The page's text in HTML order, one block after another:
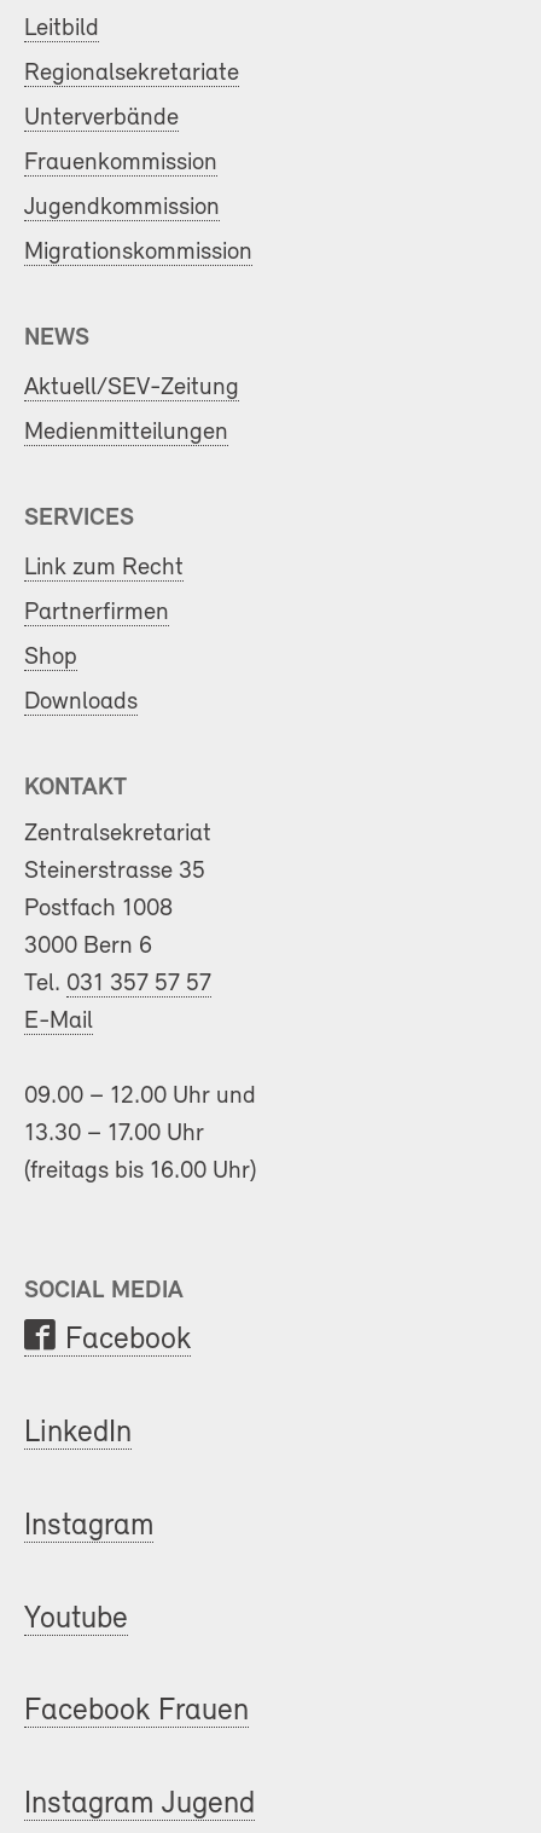
Leitbild
Regionalsekretariate
Unterverbände
Frauenkommission
Jugendkommission
Migrationskommission
NEWS
Aktuell/SEV-Zeitung
Medienmitteilungen
SERVICES
Link zum Recht
Partnerfirmen
Shop
Downloads
KONTAKT
Zentralsekretariat
Steinerstrasse 35
Postfach 1008
3000 Bern 6
Tel. 031 357 57 57
E-Mail
09.00 – 12.00 Uhr und
13.30 – 17.00 Uhr
(freitags bis 16.00 Uhr)
SOCIAL MEDIA
Facebook
LinkedIn
Instagram
Youtube
Facebook Frauen
Instagram Jugend